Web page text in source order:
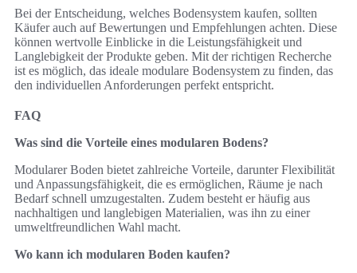
Bei der Entscheidung, welches Bodensystem kaufen, sollten
Käufer auch auf Bewertungen und Empfehlungen achten. Diese
können wertvolle Einblicke in die Leistungsfähigkeit und
Langlebigkeit der Produkte geben. Mit der richtigen Recherche
ist es möglich, das ideale modulare Bodensystem zu finden, das
den individuellen Anforderungen perfekt entspricht.
FAQ
Was sind die Vorteile eines modularen Bodens?
Modularer Boden bietet zahlreiche Vorteile, darunter Flexibilität
und Anpassungsfähigkeit, die es ermöglichen, Räume je nach
Bedarf schnell umzugestalten. Zudem besteht er häufig aus
nachhaltigen und langlebigen Materialien, was ihn zu einer
umweltfreundlichen Wahl macht.
Wo kann ich modularen Boden kaufen?